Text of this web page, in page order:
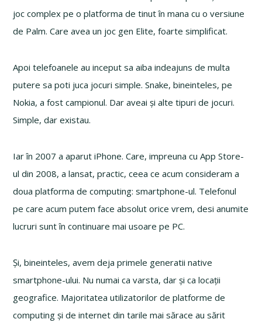
joc complex pe o platforma de tinut în mana cu o versiune
de Palm. Care avea un joc gen Elite, foarte simplificat.
Apoi telefoanele au inceput sa aiba indeajuns de multa
putere sa poti juca jocuri simple. Snake, bineinteles, pe
Nokia, a fost campionul. Dar aveai și alte tipuri de jocuri.
Simple, dar existau.
Iar în 2007 a aparut iPhone. Care, impreuna cu App Store-
ul din 2008, a lansat, practic, ceea ce acum consideram a
doua platforma de computing: smartphone-ul. Telefonul
pe care acum putem face absolut orice vrem, desi anumite
lucruri sunt în continuare mai usoare pe PC.
Și, bineinteles, avem deja primele generatii native
smartphone-ului. Nu numai ca varsta, dar și ca locații
geografice. Majoritatea utilizatorilor de platforme de
computing și de internet din tarile mai sărace au sărit